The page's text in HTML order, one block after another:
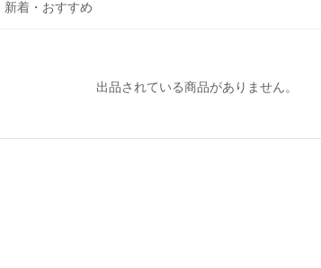
新着・おすすめ
出品されている商品がありません。